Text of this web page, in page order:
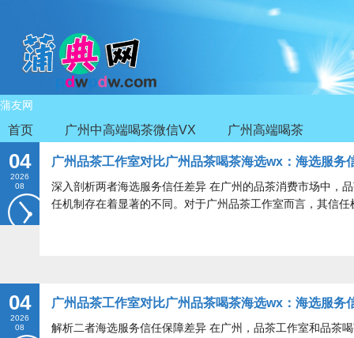
蒲友网
首页 广州中高端喝茶微信VX 广州高端喝茶
04
2026
08
广州品茶工作室对比广州品茶喝茶海选wx：海选服务
深入剖析两者海选服务信任差异 在广州的品茶消费市场中，
任机制存在着显著的不同。对于广州品茶工作室而言，其信任
04
2026
08
广州品茶工作室对比广州品茶喝茶海选wx：海选服务
解析二者海选服务信任保障差异 在广州，品茶工作室和品茶